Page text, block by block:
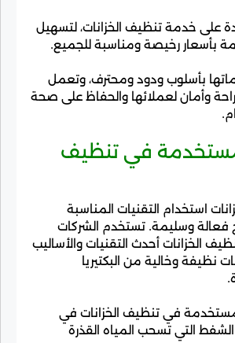
على خدمة تنظيف الخزانات، لتسهيل
بأسعار رخيصة ومناسبة للجميع.
بأسلوب ودود ومحترف، وتعمل
وأمان لعملائها والحفاظ على صحة
في تنظيف
استخدام التقنيات المناسبة
فعالة وسليمة. تستخدم الشركات
الخزانات أحدث التقنيات والأساليب
نظيفة وخالية من البكتيريا
في تنظيف الخزانات في
التي تسحب المياه القذرة